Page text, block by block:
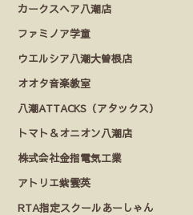
カークスヘア八潮店
ファミノア学童
ウエルシア八潮大曽根店
オオタ音楽教室
八潮ATTACKS（アタックス）
トマト＆オニオン八潮店
株式会社金指電気工業
アトリエ紫雲英
RTA指定スクールあーしゃん